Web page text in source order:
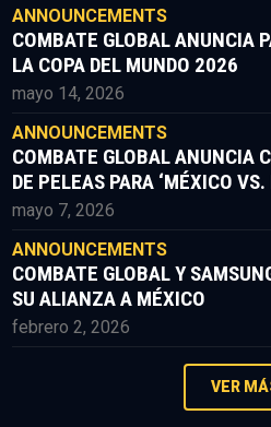
ANNOUNCEMENTS
COMBATE GLOBAL ANUNCIA
LA COPA DEL MUNDO 2026
mayo 14, 2026
ANNOUNCEMENTS
COMBATE GLOBAL ANUNCIA
DE PELEAS PARA ‘MÉXICO
PARTE II’
mayo 7, 2026
ANNOUNCEMENTS
COMBATE GLOBAL Y
SU ALIANZA A MÉXICO
febrero 2, 2026
VER